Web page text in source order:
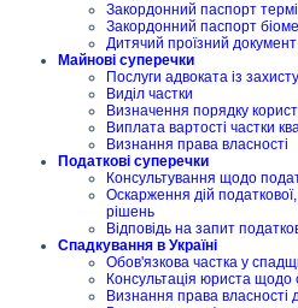
Закордонний паспорт
Закордонний паспорт
Дитячий проїзний документ
Майнові суперечки
Послуги адвоката із
Виділ частки
Визначення порядку
Виплата вартості частки
Визнання права власності
Податкові суперечки
Консультування щодо
Оскарження дій
рішень
Відповідь на запит
Спадкування в Україні
Обов'язкова частка у
Консультація юриста щодо
Визнання права власності